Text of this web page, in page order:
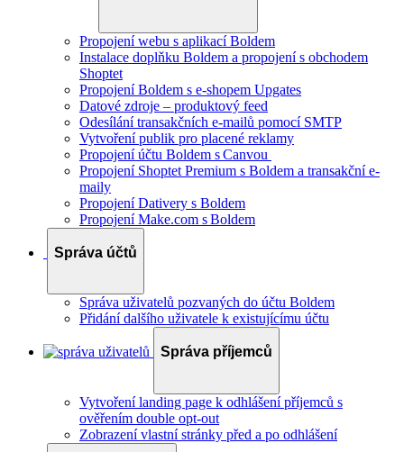
Propojení webu s aplikací Boldem
Instalace doplňku Boldem a propojení s obchodem
Shoptet
Propojení Boldem s e-shopem Upgates
Datové zdroje – produktový feed
Odesílání transakčních e-mailů pomocí SMTP
Vytvoření publik pro placené reklamy
Propojení účtu Boldem s Canvou
Propojení Shoptet Premium s Boldem a transakční e-
maily
Propojení Dativery s Boldem
Propojení Make.com s Boldem
Správa účtů
Správa uživatelů pozvaných do účtu Boldem
Přidání dalšího uživatele k existujícímu účtu
Správa příjemců
Vytvoření landing page k odhlášení příjemců s
ověřením double opt-out
Zobrazení vlastní stránky před a po odhlášení